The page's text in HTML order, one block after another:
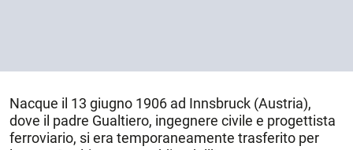
Nacque il 13 giugno 1906 ad Innsbruck (Austria),
dove il padre Gualtiero, ingegnere civile e progettista
ferroviario, si era temporaneamente trasferito per